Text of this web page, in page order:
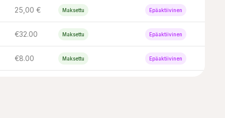
25,00 € Maksettu Epäaktiivinen
€32.00 Maksettu Epäaktiivinen
€8.00 Maksettu Epäaktiivinen